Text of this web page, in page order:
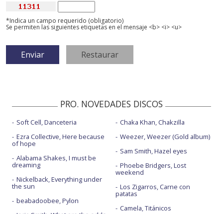
*Indica un campo requerido (obligatorio)
Se permiten las siguientes etiquetas en el mensaje <b> <i> <u>
PRO. NOVEDADES DISCOS
Soft Cell, Danceteria
Ezra Collective, Here because
of hope
Alabama Shakes, I must be
dreaming
Nickelback, Everything under
the sun
beabadoobee, Pylon
Chaka Khan, Chakzilla
Weezer, Weezer (Gold album)
Sam Smith, Hazel eyes
Phoebe Bridgers, Lost
weekend
Los Zigarros, Carne con
patatas
Camela, Titánicos